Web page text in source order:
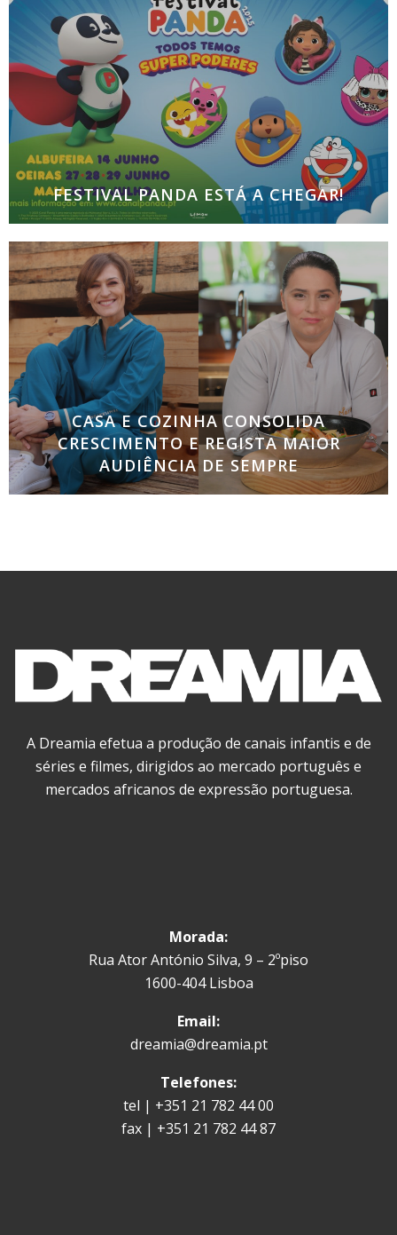
Pata para animar o
FESTIVAL PANDA ESTÁ A CHEGAR!
A partir de hoje, 3 de abril, estão abertas as
bilheteiras do maior evento infantil em Portugal A
14 de junho, a Marina de Albufeira será o primeiro
recinto a
CASA E COZINHA CONSOLIDA
CRESCIMENTO E REGISTA MAIOR
AUDIÊNCIA DE SEMPRE
No primeiro trimestre do ano conquista, pela
AUDIÊNCIA DE SEMPRE O canal
A Dreamia efetua a produção de canais infantis e de
séries e filmes, dirigidos ao mercado português e
mercados africanos de expressão portuguesa.
Morada:
Rua Ator António Silva, 9 – 2ºpiso
1600-404 Lisboa
Email:
dreamia@dreamia.pt
Telefones:
tel | +351 21 782 44 00
fax | +351 21 782 44 87